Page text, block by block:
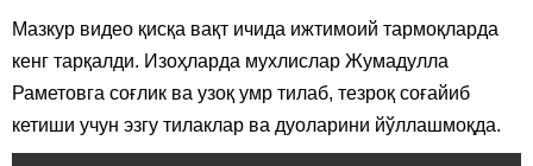
Мазкур видео қисқа вақт ичида ижтимоий тармоқларда
кенг тарқалди. Изоҳларда мухлислар Жумадулла
Раметовга соғлик ва узоқ умр тилаб, тезроқ соғайиб
кетиши учун эзгу тилаклар ва дуоларини йўллашмоқда.